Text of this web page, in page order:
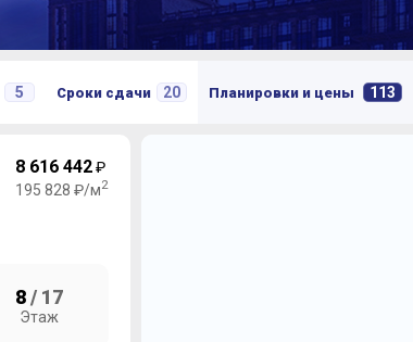
5 Сроки сдачи 20 Планировки и цены 113
8 616 442₽
195 828 ₽/м2
8/ 17
Этаж